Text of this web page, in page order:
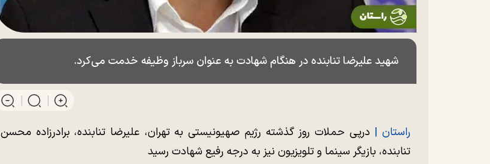
شهید علیرضا تنابنده در هنگام شهادت به عنوان سرباز وظیفه خدمت می‌کرد.
راستان | درپی حملات روز گذشته رژیم صهیونیستی به تهران، علیرضا تنابنده، برادرزاده محسن
تنابنده، بازیگر سینما و تلویزیون نیز به درجه رفیع شهادت رسید